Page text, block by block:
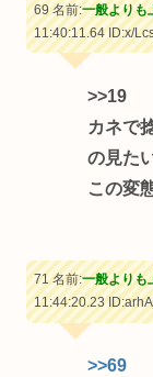
69 名前:一般よりも
11:40:11.64ID:x/
>>19
カネで
の見た
この変
71 名前:一般よりも
11:44:20.23
>>69